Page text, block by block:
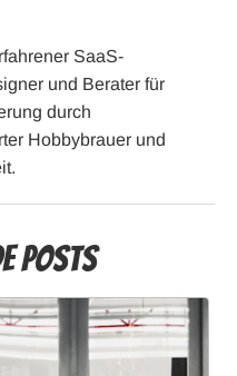
SaaS-
und Berater für
durch
Hobbybrauer und
Posts